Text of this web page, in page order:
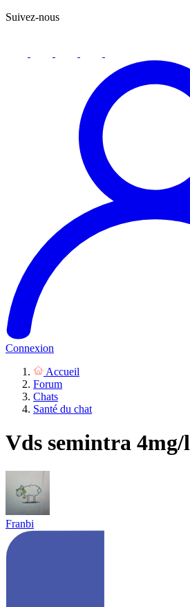
Suivez-nous
Connexion
Accueil
Forum
Chats
Santé du chat
Vds semintra 4mg/l
Franbi